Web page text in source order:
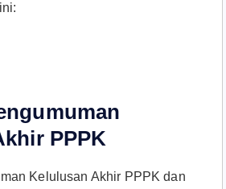
PPPK
Kelulusan Akhir PPPK dan